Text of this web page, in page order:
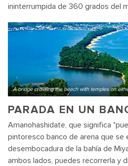
ininterrumpida de 360 grados del
A bridge crossing the beach with temples on
PARADA EN UN
Amanohashidate, que significa
pintoresco banco de arena que se
desembocadura de la bahía de
ambos lados, puedes recorrerla y